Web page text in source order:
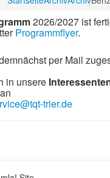
2026/2027 ist
Programmflyer.
per Mail
in unsere
trier.de